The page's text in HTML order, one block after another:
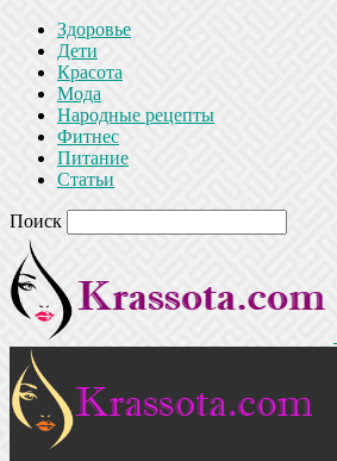
Здоровье
Дети
Красота
Мода
Народные рецепты
Фитнес
Питание
Статьи
Поиск